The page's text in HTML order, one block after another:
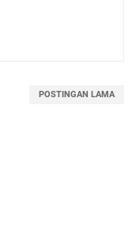
POSTINGAN LAMA